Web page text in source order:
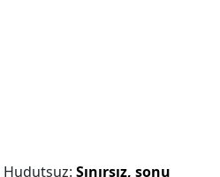
Hudutsuz: Sınırsız, sonu